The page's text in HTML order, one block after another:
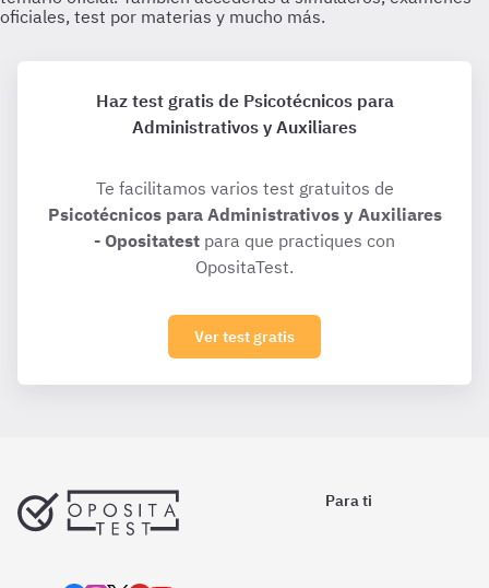
Haz test gratis de Psicotécnicos para
Administrativos y Auxiliares
Te facilitamos varios test gratuitos de
Psicotécnicos para Administrativos y Auxiliares
- Opositatest para que practiques con
OpositaTest.
Ver test gratis
Para ti